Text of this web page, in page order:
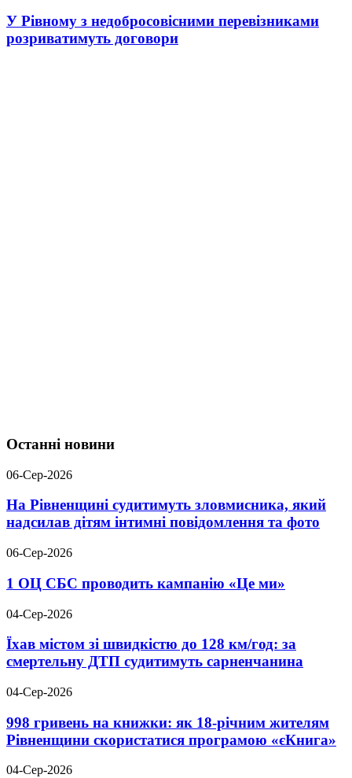
У Рівному з недобросовісними перевізниками
розриватимуть договори
Останні новини
06-Сер-2026
На Рівненщині судитимуть зловмисника, який
надсилав дітям інтимні повідомлення та фото
06-Сер-2026
1 ОЦ СБС проводить кампанію «Це ми»
04-Сер-2026
Їхав містом зі швидкістю до 128 км/год: за
смертельну ДТП судитимуть сарненчанина
04-Сер-2026
998 гривень на книжки: як 18-річним жителям
Рівненщини скористатися програмою «єКнига»
04-Сер-2026